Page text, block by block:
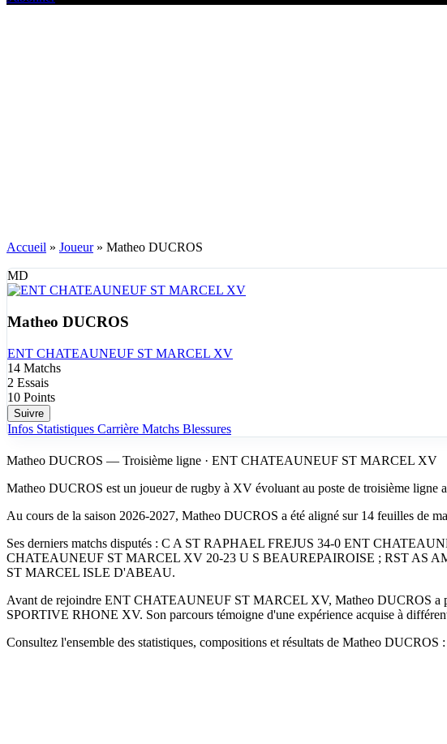
Accueil » Joueur» Matheo DUCROS
MD
Matheo DUCROS
ENT CHATEAUNEUF ST MARCEL XV
14 Matchs
2 Essais
10 Points
Suivre
Infos Statistiques Carrière Matchs Blessures
Matheo DUCROS — Troisième ligne · ENT CHATEAUNEUF ST MARCEL XV
Matheo DUCROS est un joueur de rugby à XV évoluant au poste de troisième
Au cours de la saison 2026-2027, Matheo DUCROS a été aligné sur 14 feuilles
Ses derniers matchs disputés : C A ST RAPHAEL FREJUS 34-0 ENT
CHATEAUNEUF ST MARCEL XV 20-23 U S BEAUREPAIROISE ; RST AS
ST MARCEL ISLE D'ABEAU.
Avant de rejoindre ENT CHATEAUNEUF ST MARCEL XV, Matheo DUCROS
SPORTIVE RHONE XV. Son parcours témoigne d'une expérience acquise à
Consultez l'ensemble des statistiques, compositions et résultats de Matheo DUCROS